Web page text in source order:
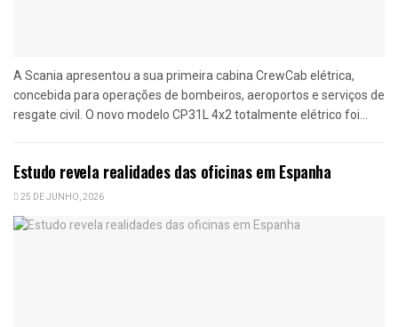
A Scania apresentou a sua primeira cabina CrewCab elétrica,
concebida para operações de bombeiros, aeroportos e serviços de
resgate civil. O novo modelo CP31L 4x2 totalmente elétrico foi...
Estudo revela realidades das oficinas em Espanha
25 DE JUNHO, 2026